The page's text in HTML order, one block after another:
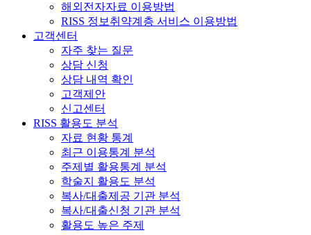
해외전자자료 이용방법
RISS 정보취약계층 서비스 이용방법
고객센터
자주 찾는 질문
상담 신청
상담 내역 확인
고객제안
신고센터
RISS 활용도 분석
자료 현황 통계
최근 이용통계 분석
주제별 활용통계 분석
학술지 활용도 분석
복사/대출제공 기관 분석
복사/대출신청 기관 분석
활용도 높은 주제